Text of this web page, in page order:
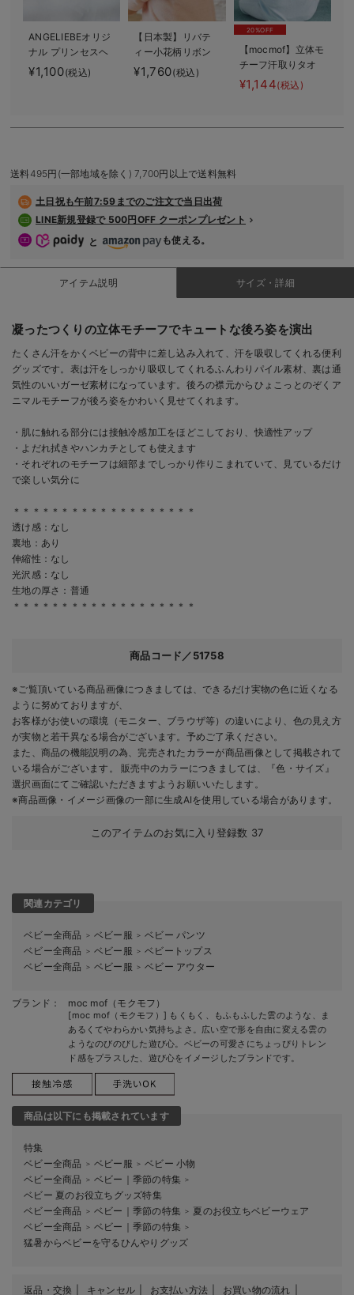
ANGELIEBEオリジ
ナル プリンセスヘ
ッドドレス
¥1,100(税込)
【日本製】リバテ
ィー小花柄リボン
モチーフ汗取りタ
オル
¥1,760(税込)
20%OFF
【mocmof】立体モ
チーフ汗取りタオ
ル
¥1,144(税込)
送料495円(一部地域を除く) 7,700円以上で送料無料
土日祝も午前7:59までのご注文で当日出荷
LINE新規登録で 500円OFF クーポンプレゼント
と
も使える。
アイテム説明 サイズ・詳細
凝ったつくりの立体モチーフでキュートな後ろ姿を演出
たくさん汗をかくベビーの背中に差し込み入れて、汗を吸収してくれる便利
グッズです。表は汗をしっかり吸収してくれるふんわりパイル素材、裏は通
気性のいいガーゼ素材になっています。後ろの襟元からひょこっとのぞくア
ニマルモチーフが後ろ姿をかわいく見せてくれます。
・肌に触れる部分には接触冷感加工をほどこしており、快適性アップ
・よだれ拭きやハンカチとしても使えます
・それぞれのモチーフは細部までしっかり作りこまれていて、見ているだけ
で楽しい気分に
＊＊＊＊＊＊＊＊＊＊＊＊＊＊＊＊＊＊＊
透け感：なし
裏地：あり
伸縮性：なし
光沢感：なし
生地の厚さ：普通
＊＊＊＊＊＊＊＊＊＊＊＊＊＊＊＊＊＊＊
商品コード／51758
※ご覧頂いている商品画像につきましては、できるだけ実物の色に近くなる
ように努めておりますが、
お客様がお使いの環境（モニター、ブラウザ等）の違いにより、色の見え方
が実物と若干異なる場合がございます。予めご了承ください。
また、商品の機能説明の為、完売されたカラーが商品画像として掲載されて
いる場合がございます。 販売中のカラーにつきましては、『色・サイズ』
選択画面にてご確認いただきますようお願いいたします。
※商品画像・イメージ画像の一部に生成AIを使用している場合があります。
このアイテムのお気に入り登録数 37
関連カテゴリ
ベビー全商品 ＞ ベビー服 ＞ ベビー パンツ
ベビー全商品
＞ ベビー服 ＞ ベビートップス
ベビー全商品
＞ ベビー服 ＞ ベビー アウター
ブランド： moc mof（モクモフ）
[moc mof（モクモフ）] もくもく、もふもふした雲のような、ま
あるくてやわらかい気持ちよさ。広い空で形を自由に変える雲の
ようなのびのびした遊び心。ベビーの可愛さにちょっぴりトレン
ド感をプラスした、遊び心をイメージしたブランドです。
商品は以下にも掲載されています
特集
ベビー全商品
＞ ベビー服 ＞ ベビー 小物
ベビー全商品
＞ ベビー｜季節の特集 ＞
ベビー 夏のお役立ちグッズ特集
ベビー全商品
＞ ベビー｜季節の特集 ＞ 夏のお役立ちベビーウェア
ベビー全商品
＞ ベビー｜季節の特集 ＞
猛暑からベビーを守るひんやりグッズ
返品・交換 キャンセル お支払い方法 お買い物の流れ